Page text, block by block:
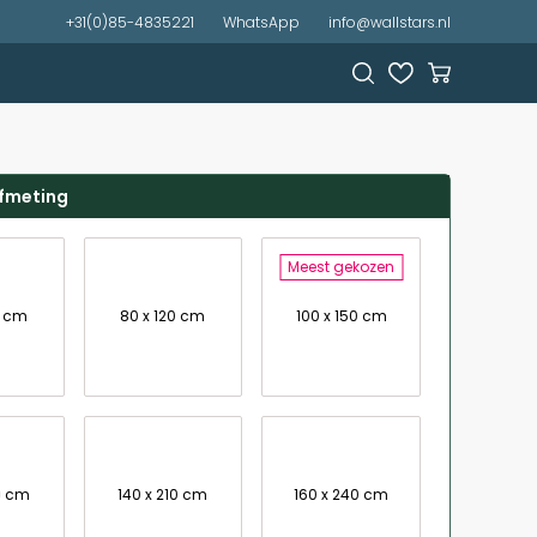
+31(0)85-4835221 WhatsApp info@wallstars.nl
cm 80 x 120 cm
Meest gekozen
100 x 150 cm
cm 140 x 210 cm 160 x 240 cm